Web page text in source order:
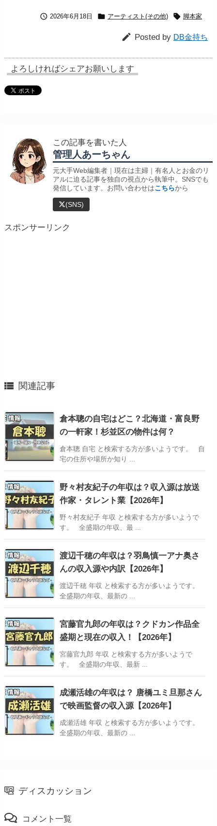
 2026年6月18日  アーティスト(その他)  脚本家
 Posted by DB金持ち
よろしければシェアお願いします
この記事を書いた人
管理人あーちゃん
元大手Web編集者｜現在は主婦｜有名人とお金のリ
アルに迫る記事を独自の視点から執筆中。SNSでも
発信しています。お問い合わせはこちらから
(SNS)
スポンサーリンク
 関連記事
倉本聰の自宅はどこ？北海道・富良野
の一軒家！杉並区の物件は何？
倉本聰 自宅 と検索する方が多いようです。 自
宅の住所や場所か知り ...
野々村友紀子の年収は？収入源は放送
作家・タレント業【2026年】
野々村友紀子 年収 と検索する方が多いようで
す。 全盛期の年収、最 ...
渡辺千穂の年収は？羽鳥慎一アナ奥さ
んの収入源や内訳【2026年】
渡辺千穂 年収 と検索する方が多いようです。
全盛期の年収、最新の ...
宮藤官九郎の年収は？クドカン作品全
盛期と現在の収入！【2026年】
宮藤官九郎 年収 と検索する方が多いようで
す。 全盛期の年収、最新 ...
成瀬活雄の年収は？ 唐橋ユミ旦那さん
で映画監督の収入源【2026年】
成瀬活雄 年収 と検索する方が多いようです。
全盛期の年収、最新の ...
ディスカッション
コメント一覧